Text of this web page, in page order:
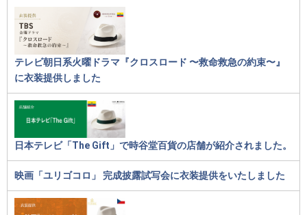
テレビ朝日系火曜ドラマ『クロスロード 〜救命救急の約束〜』
に衣装提供しました
日本テレビ「The Gift」で時谷堂百貨の店舗が紹介されました。
映画「ユリゴコロ」 完成披露試写会に衣装提供をいたしました